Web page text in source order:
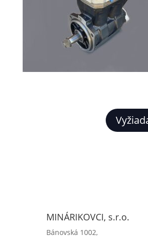
MINÁRIKOVCI, s.r.o.
Bánovská 1002,